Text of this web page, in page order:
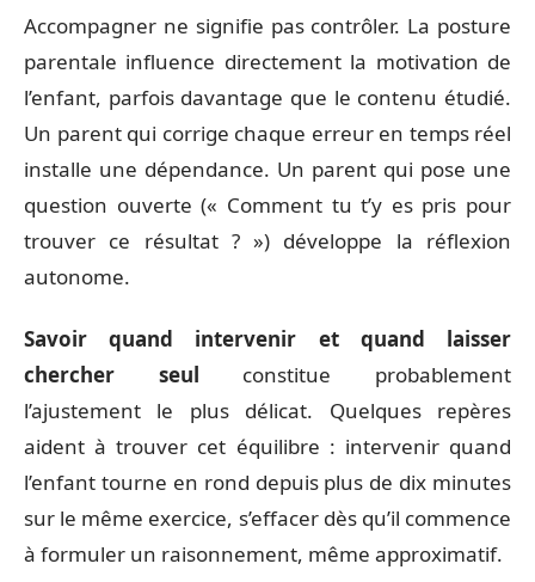
Accompagner ne signifie pas contrôler. La posture
parentale influence directement la motivation de
l’enfant, parfois davantage que le contenu étudié.
Un parent qui corrige chaque erreur en temps réel
installe une dépendance. Un parent qui pose une
question ouverte (« Comment tu t’y es pris pour
trouver ce résultat ? ») développe la réflexion
autonome.
Savoir quand intervenir et quand laisser
chercher seul constitue probablement
l’ajustement le plus délicat. Quelques repères
aident à trouver cet équilibre : intervenir quand
l’enfant tourne en rond depuis plus de dix minutes
sur le même exercice, s’effacer dès qu’il commence
à formuler un raisonnement, même approximatif.